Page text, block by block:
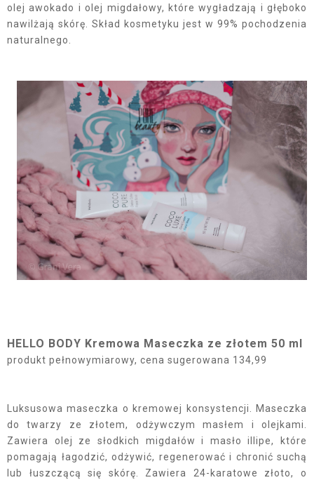
olej awokado i olej migdałowy, które wygładzają i głęboko
nawilżają skórę. Skład kosmetyku jest w 99% pochodzenia
naturalnego.
HELLO BODY Kremowa Maseczka ze złotem 50 ml
produkt pełnowymiarowy, cena sugerowana 134,99
Luksusowa maseczka o kremowej konsystencji. Maseczka
do twarzy ze złotem, odżywczym masłem i olejkami.
Zawiera olej ze słodkich migdałów i masło illipe, które
pomagają łagodzić, odżywić, regenerować i chronić suchą
lub łuszczącą się skórę. Zawiera 24-karatowe złoto, o